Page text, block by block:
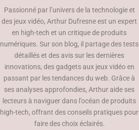
Passionné par l’univers de la technologie et
des jeux vidéo, Arthur Dufresne est un expert
en high-tech et un critique de produits
numériques. Sur son blog, il partage des tests
détaillés et des avis sur les dernières
innovations, des gadgets aux jeux vidéo en
passant par les tendances du web. Grâce à
ses analyses approfondies, Arthur aide ses
lecteurs à naviguer dans l’océan de produits
high-tech, offrant des conseils pratiques pour
faire des choix éclairés.